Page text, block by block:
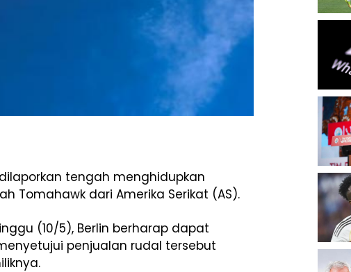
tengah menghidupkan
Tomahawk dari Amerika Serikat (AS).
(10/5), Berlin berharap dapat
penjualan rudal tersebut